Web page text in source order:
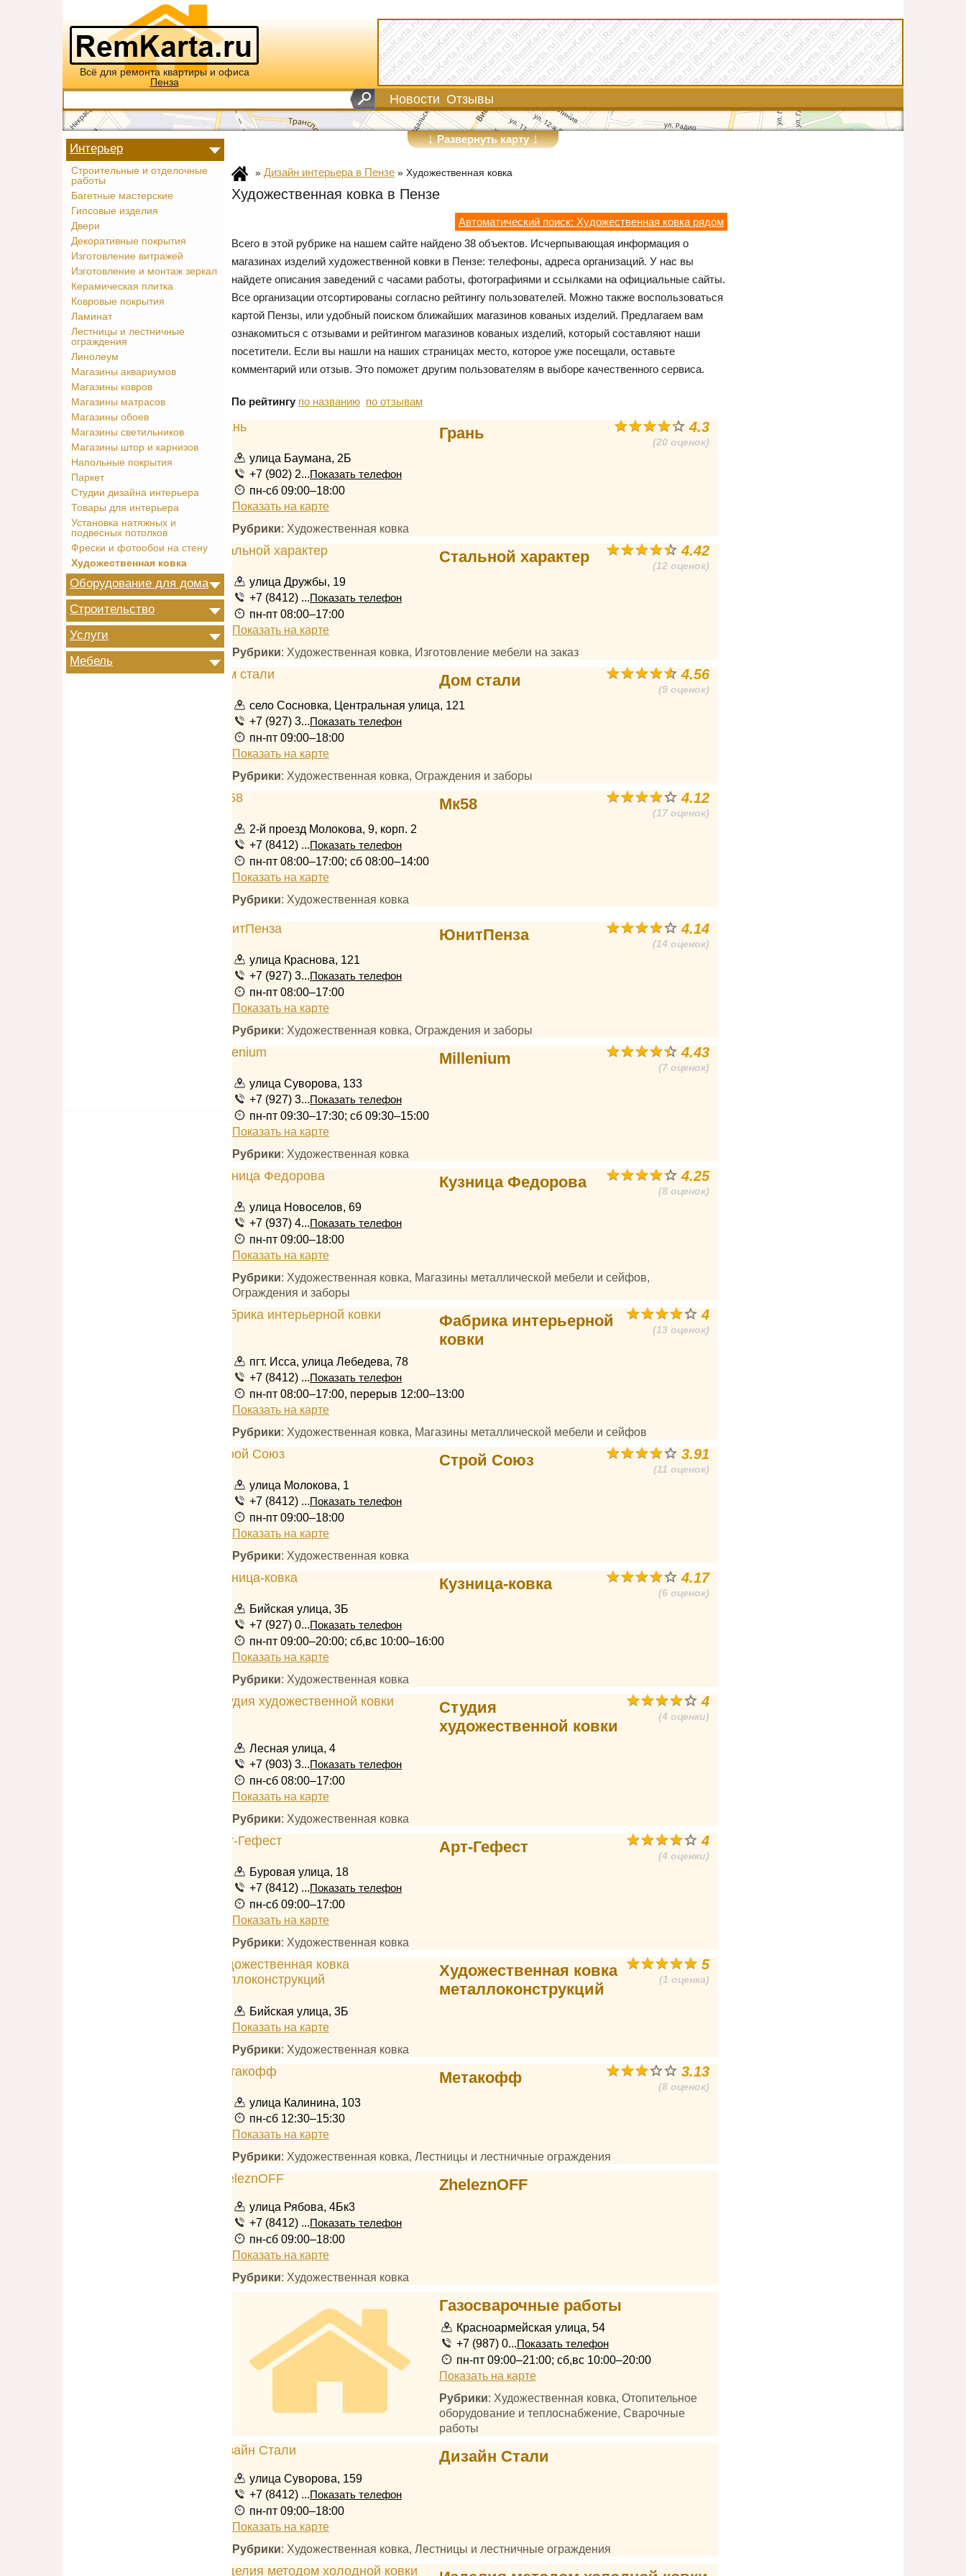
Всё для ремонта квартиры и офиса
Пенза
Новости Отзывы
↓Развернуть карту↓
Интерьер
Строительные и отделочные
работы
Багетные мастерские
Гипсовые изделия
Двери
Декоративные покрытия
Изготовление витражей
Изготовление и монтаж зеркал
Керамическая плитка
Ковровые покрытия
Ламинат
Лестницы и лестничные
ограждения
Линолеум
Магазины аквариумов
Магазины ковров
Магазины матрасов
Магазины обоев
Магазины светильников
Магазины штор и карнизов
Напольные покрытия
Паркет
Студии дизайна интерьера
Товары для интерьера
Установка натяжных и
подвесных потолков
Фрески и фотообои на стену
Художественная ковка
Оборудование для дома
Строительство
Услуги
Мебель
» Дизайн интерьера в Пензе » Художественная ковка
Художественная ковка в Пензе
Автоматический поиск: Художественная ковка рядом
Всего в этой рубрике на нашем сайте найдено 38 объектов. Исчерпывающая информация о
магазинах изделий художественной ковки в Пензе: телефоны, адреса организаций. У нас вы
найдете описания заведений с часами работы, фотографиями и ссылками на официальные сайты.
Все организации отсортированы согласно рейтингу пользователей. Можно также воспользоваться
картой Пензы, или удобный поиском ближайших магазинов кованых изделий. Предлагаем вам
ознакомиться с отзывами и рейтингом магазинов кованых изделий, который составляют наши
посетители. Если вы нашли на наших страницах место, которое уже посещали, оставьте
комментарий или отзыв. Это поможет другим пользователям в выборе качественного сервиса.
По рейтингу по названию по отзывам
4.3
(20 оценок)
Грань
улица Баумана, 2Б
+7 (902) 2...Показать телефон
пн-сб 09:00–18:00
Показать на карте
Рубрики: Художественная ковка
4.42
(12 оценок)
Стальной характер
улица Дружбы, 19
+7 (8412) ...Показать телефон
пн-пт 08:00–17:00
Показать на карте
Рубрики: Художественная ковка, Изготовление мебели на заказ
4.56
(9 оценок)
Дом стали
село Сосновка, Центральная улица, 121
+7 (927) 3...Показать телефон
пн-пт 09:00–18:00
Показать на карте
Рубрики: Художественная ковка, Ограждения и заборы
4.12
(17 оценок)
Мк58
2-й проезд Молокова, 9, корп. 2
+7 (8412) ...Показать телефон
пн-пт 08:00–17:00; сб 08:00–14:00
Показать на карте
Рубрики: Художественная ковка
4.14
(14 оценок)
ЮнитПенза
улица Краснова, 121
+7 (927) 3...Показать телефон
пн-пт 08:00–17:00
Показать на карте
Рубрики: Художественная ковка, Ограждения и заборы
4.43
(7 оценок)
Millenium
улица Суворова, 133
+7 (927) 3...Показать телефон
пн-пт 09:30–17:30; сб 09:30–15:00
Показать на карте
Рубрики: Художественная ковка
4.25
(8 оценок)
Кузница Федорова
улица Новоселов, 69
+7 (937) 4...Показать телефон
пн-пт 09:00–18:00
Показать на карте
Рубрики: Художественная ковка, Магазины металлической мебели и сейфов,
Ограждения и заборы
4
(13 оценок)
Фабрика интерьерной
ковки
пгт. Исса, улица Лебедева, 78
+7 (8412) ...Показать телефон
пн-пт 08:00–17:00, перерыв 12:00–13:00
Показать на карте
Рубрики: Художественная ковка, Магазины металлической мебели и сейфов
3.91
(11 оценок)
Строй Союз
улица Молокова, 1
+7 (8412) ...Показать телефон
пн-пт 09:00–18:00
Показать на карте
Рубрики: Художественная ковка
4.17
(6 оценок)
Кузница-ковка
Бийская улица, 3Б
+7 (927) 0...Показать телефон
пн-пт 09:00–20:00; сб,вс 10:00–16:00
Показать на карте
Рубрики: Художественная ковка
4
(4 оценки)
Студия
художественной ковки
Лесная улица, 4
+7 (903) 3...Показать телефон
пн-сб 08:00–17:00
Показать на карте
Рубрики: Художественная ковка
4
(4 оценки)
Арт-Гефест
Буровая улица, 18
+7 (8412) ...Показать телефон
пн-сб 09:00–17:00
Показать на карте
Рубрики: Художественная ковка
5
(1 оценка)
Художественная ковка
металлоконструкций
Бийская улица, 3Б
Показать на карте
Рубрики: Художественная ковка
3.13
(8 оценок)
Метакофф
улица Калинина, 103
пн-сб 12:30–15:30
Показать на карте
Рубрики: Художественная ковка, Лестницы и лестничные ограждения
ZheleznOFF
улица Рябова, 4Бк3
+7 (8412) ...Показать телефон
пн-сб 09:00–18:00
Показать на карте
Рубрики: Художественная ковка
Газосварочные работы
Красноармейская улица, 54
+7 (987) 0...Показать телефон
пн-пт 09:00–21:00; сб,вс 10:00–20:00
Показать на карте
Рубрики: Художественная ковка, Отопительное
оборудование и теплоснабжение, Сварочные
работы
Дизайн Стали
улица Суворова, 159
+7 (8412) ...Показать телефон
пн-пт 09:00–18:00
Показать на карте
Рубрики: Художественная ковка, Лестницы и лестничные ограждения